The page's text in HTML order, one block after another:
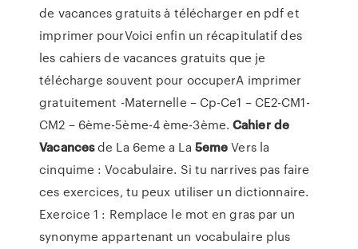
de vacances gratuits à télécharger en pdf et
imprimer pourVoici enfin un récapitulatif des
les cahiers de vacances gratuits que je
télécharge souvent pour occuperA imprimer
gratuitement -Maternelle – Cp-Ce1 – CE2-CM1-
CM2 – 6ème-5ème-4 ème-3ème.Cahier de
Vacancesde La 6eme a La 5emeVers la
cinquime : Vocabulaire. Si tu narrives pas faire
ces exercices, tu peux utiliser un dictionnaire.
Exercice 1 : Remplace le mot en gras par un
synonyme appartenant un vocabulaire plus